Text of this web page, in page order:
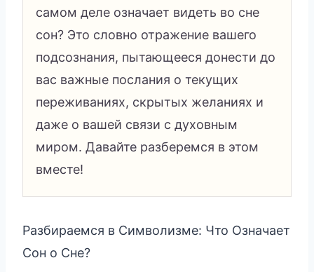
самом деле означает видеть во сне
сон? Это словно отражение вашего
подсознания, пытающееся донести до
вас важные послания о текущих
переживаниях, скрытых желаниях и
даже о вашей связи с духовным
миром. Давайте разберемся в этом
вместе!
Разбираемся в Символизме: Что Означает
Сон о Сне?